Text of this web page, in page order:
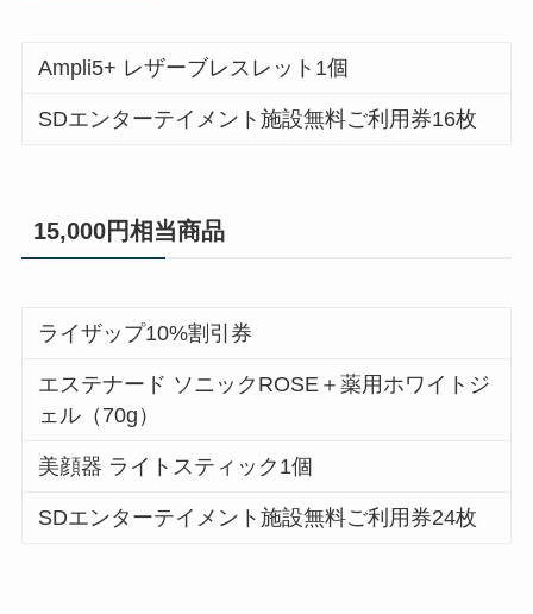
Ampli5+ レザーブレスレット1個
SDエンターテイメント施設無料ご利用券16枚
15,000円相当商品
ライザップ10%割引券
エステナード ソニックROSE＋薬用ホワイトジ
ェル（70g）
美顔器 ライトスティック1個
SDエンターテイメント施設無料ご利用券24枚